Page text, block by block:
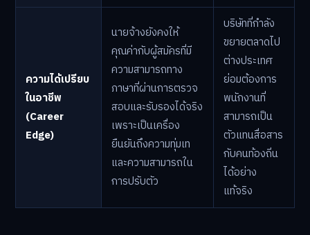
ความได้เปรียบ
ในอาชีพ
(Career
Edge)
นายจ้างยังคงให้
คุณค่ากับผู้สมัครที่มี
ความสามารถทาง
ภาษาที่ผ่านการตรวจ
สอบและรับรองได้จริง
เพราะเป็นเครื่อง
ยืนยันถึงความทุ่มเท
และความสามารถใน
การปรับตัว
บริษัทที่กำลัง
ขยายตลาดไป
ต่างประเทศ
ย่อมต้องการ
พนักงานที่
สามารถเป็น
ตัวแทนสื่อสาร
กับคนท้องถิ่น
ได้อย่าง
แท้จริง